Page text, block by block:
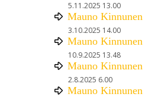
5.11.2025 13.00
Mauno Kinnunen
3.10.2025 14.00
Mauno Kinnunen
10.9.2025 13.48
Mauno Kinnunen
2.8.2025 6.00
Mauno Kinnunen